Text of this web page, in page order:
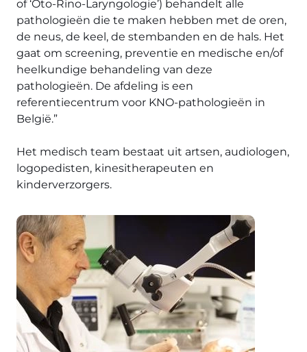
of ‘Oto-Rino-Laryngologie’) behandelt alle
pathologieën die te maken hebben met de oren,
de neus, de keel, de stembanden en de hals. Het
gaat om screening, preventie en medische en/of
heelkundige behandeling van deze
pathologieën. De afdeling is een
referentiecentrum voor KNO-pathologieën in
België.”
Het medisch team bestaat uit artsen, audiologen,
logopedisten, kinesitherapeuten en
kinderverzorgers.